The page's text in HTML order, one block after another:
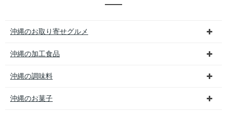
沖縄のお取り寄せグルメ
沖縄の加工食品
沖縄の調味料
沖縄のお菓子